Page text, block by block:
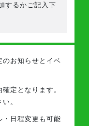
するかご記入下
のお知らせと イベ
定となります。
。
・日程変更も可能